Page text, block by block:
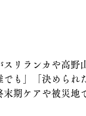
リランカや高
も」「決めら
期ケアや被災